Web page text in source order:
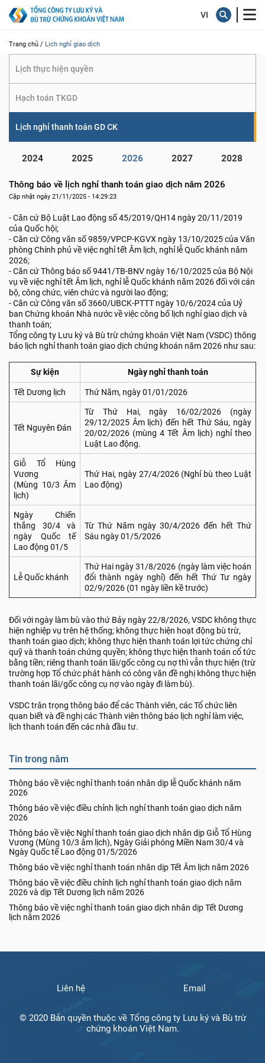
Trang chủ / Lịch nghỉ giao dịch
Lịch thực hiện quyền
Hạch toán TKGD
Lịch nghỉ thanh toán GD CK
2024 2025 2026 2027 2028
Thông báo về lịch nghỉ thanh toán giao dịch năm 2026
Cập nhật ngày 21/11/2025 - 14:29:23
- Căn cứ Bộ Luật Lao động số 45/2019/QH14 ngày 20/11/2019
của Quốc hội;
- Căn cứ Công văn số 9859/VPCP-KGVX ngày 13/10/2025 của Văn
phòng Chính phủ về việc nghỉ tết Âm lịch, nghỉ lễ Quốc khánh năm
2026;
- Căn cứ Thông báo số 9441/TB-BNV ngày 16/10/2025 của Bộ Nội
vụ về việc nghỉ tết Âm lịch, nghỉ lễ Quốc khánh năm 2026 đối với cán
bộ, công chức, viên chức và người lao động;
- Căn cứ Công văn số 3660/UBCK-PTTT ngày 10/6/2024 của Uỷ
ban Chứng khoán Nhà nước về việc công bố lịch nghỉ giao dịch và
thanh toán;
Tổng công ty Lưu ký và Bù trừ chứng khoán Việt Nam (VSDC) thông
báo lịch nghỉ thanh toán giao dịch chứng khoán năm 2026 như sau:
Sự kiện Ngày nghỉ thanh toán
Tết Dương lịch Thứ Năm, ngày 01/01/2026
Tết Nguyên Đán
Từ Thứ Hai, ngày 16/02/2026 (ngày
29/12/2025 Âm lịch) đến hết Thứ Sáu, ngày
20/02/2026 (mùng 4 Tết Âm lịch) nghỉ theo
Luật Lao động.
Giỗ Tổ Hùng
Vương
(Mùng 10/3 Âm
lịch)
Thứ Hai, ngày 27/4/2026 (Nghỉ bù theo Luật
Lao động)
Ngày Chiến
thắng 30/4 và
ngày Quốc tế
Lao động 01/5
Từ Thứ Năm ngày 30/4/2026 đến hết Thứ
Sáu ngày 01/5/2026
Lễ Quốc khánh
Thứ Hai ngày 31/8/2026 (ngày làm việc hoán
đổi thành ngày nghỉ) đến hết Thứ Tư ngày
02/9/2026 (01 ngày liền kề trước)
Đối với ngày làm bù vào thứ Bảy ngày 22/8/2026, VSDC không thực
hiện nghiệp vụ trên hệ thống; không thực hiện hoạt động bù trừ,
thanh toán giao dịch; không thực hiện thanh toán lợi tức chứng chỉ
quỹ và thanh toán chứng quyền; không thực hiện thanh toán cổ tức
bằng tiền; riêng thanh toán lãi/gốc công cụ nợ thì vẫn thực hiện (trừ
trường hợp Tổ chức phát hành có công văn đề nghị không thực hiện
thanh toán lãi/gốc công cụ nợ vào ngày đi làm bù).
VSDC trân trọng thông báo để các Thành viên, các Tổ chức liên
quan biết và đề nghị các Thành viên thông báo lịch nghỉ làm việc,
lịch thanh toán đến các nhà đầu tư.
Tin trong năm
Thông báo về việc nghỉ thanh toán nhân dịp lễ Quốc khánh năm
2026
Thông báo về việc điều chỉnh lịch nghỉ thanh toán giao dịch năm
2026
Thông báo về việc Nghỉ thanh toán giao dịch nhân dịp Giỗ Tổ Hùng
Vương (Mùng 10/3 âm lịch), Ngày Giải phóng Miền Nam 30/4 và
Ngày Quốc tế Lao động 01/5/2026
Thông báo về việc nghỉ thanh toán nhân dịp Tết Âm lịch năm 2026
Thông báo về việc điều chỉnh lịch nghỉ thanh toán giao dịch năm
2026 và dịp Tết Dương lịch năm 2026
Thông báo về việc nghỉ thanh toán giao dịch nhân dịp Tết Dương
lịch năm 2026
Liên hệ Email
© 2020 Bản quyền thuộc về Tổng công ty Lưu ký và Bù trừ
chứng khoán Việt Nam.